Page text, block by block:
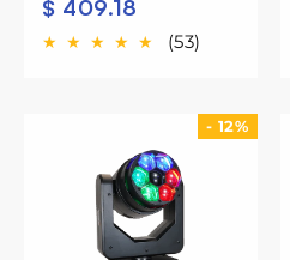
Preis
$ 409.18
(53)
- 12%